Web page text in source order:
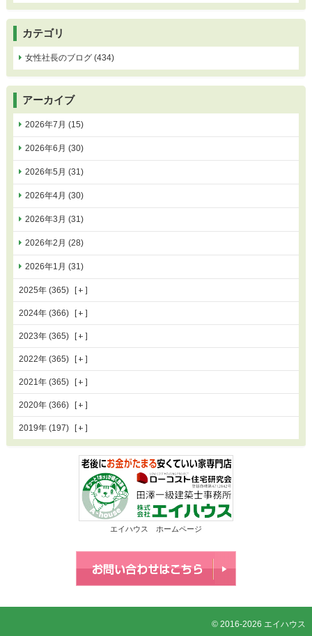
カテゴリ
女性社長のブログ (434)
アーカイブ
2026年7月 (15)
2026年6月 (30)
2026年5月 (31)
2026年4月 (30)
2026年3月 (31)
2026年2月 (28)
2026年1月 (31)
2025年 (365)
2024年 (366)
2023年 (365)
2022年 (365)
2021年 (365)
2020年 (366)
2019年 (197)
エイハウス ホームページ
© 2016-2026 エイハウス